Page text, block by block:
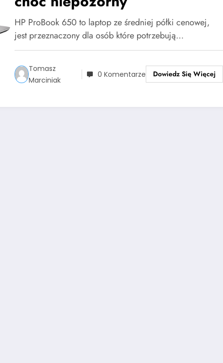
HP ProBook 650 to laptop ze średniej półki cenowej,
jest przeznaczony dla osób które potrzebują…
Tomasz
Marciniak
0 Komentarze Dowiedz Się Więcej